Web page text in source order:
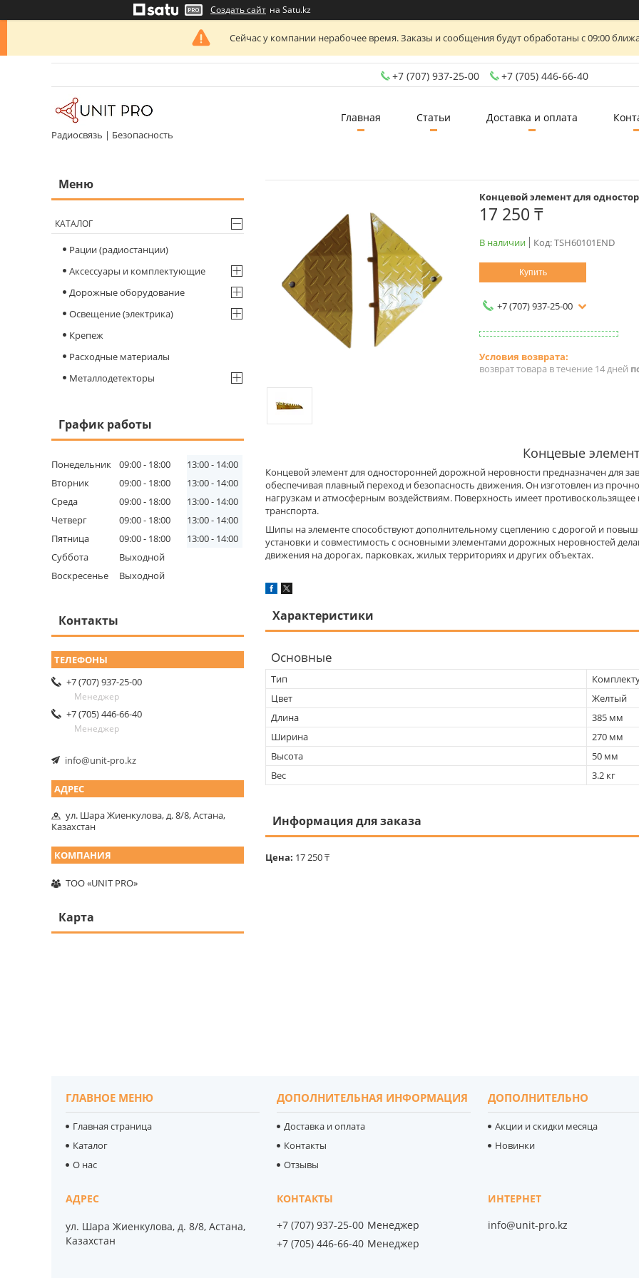
Создать сайт на Satu.kz
Сейчас у компании нерабочее время. Заказы и сообщения будут обработаны с 09:00
+7 (707) 937-25-00 +7 (705) 446-66-40
Радиосвязь | Безопасность
Главная Статьи Доставка и оплата
Концевой элемент для
17 250 ₸
В наличии Код:TSH60101END
Купить
+7 (707) 937-25-00
возврат товара в течение 14 дней
Концевые
Концевой элемент для односторонней дорожной неровности предназначен для
обеспечивая плавный переход и безопасность движения. Он изготовлен из
нагрузкам и атмосферным воздействиям. Поверхность имеет
транспорта.
Шипы на элементе способствуют дополнительному сцеплению с дорогой и
установки и совместимость с основными элементами дорожных неровностей
движения на дорогах, парковках, жилых территориях и других объектах.
Характеристики
Основные
Тип
Цвет
Желтый
Длина
385 мм
Ширина
270 мм
Высота
50 мм
Вес
3.2 кг
Информация для заказа
Цена: 17 250 ₸
КАТАЛОГ
Рации (радиостанции)
Аксессуары и комплектующие
Дорожные оборудование
Освещение (электрика)
Крепеж
Расходные материалы
Металлодетекторы
График работы
Понедельник 09:00 18:00 13:00
14:00
Вторник
09:00 18:00 13:00
14:00
Среда
09:00 18:00 13:00
14:00
Четверг
09:00 18:00 13:00
14:00
Пятница
09:00 18:00 13:00
14:00
Суббота
Выходной
Воскресенье
Выходной
Контакты
+7 (707) 937-25-00
Менеджер
+7 (705) 446-66-40
Менеджер
info@unit-pro.kz
ул. Шара Жиенкулова, д. 8/8, Астана,
Казахстан
ТОО «UNIT PRO»
Карта
ГЛАВНОЕ МЕНЮ
Главная страница
Каталог
О нас
ДОПОЛНИТЕЛЬНАЯ ИНФОРМАЦИЯ
Доставка и оплата
Контакты
Отзывы
ДОПОЛНИТЕЛЬНО
Акции и скидки месяца
Новинки
ул. Шара Жиенкулова, д. 8/8, Астана,
Казахстан
+7 (707) 937-25-00 Менеджер
+7 (705) 446-66-40 Менеджер
info@unit-pro.kz